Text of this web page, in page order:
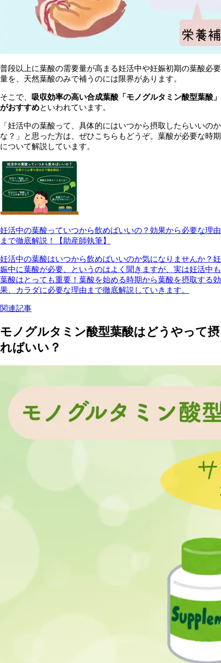
普段以上に葉酸の需要量が高まる妊活中や妊娠初期の葉酸必要
量を、天然葉酸のみで補うのには限界があります。
そこで、
吸収効率の高い合成葉酸「モノグルタミン酸型葉酸」
がおすすめといわれています。
「妊活中の葉酸って、具体的にはいつから摂取したらいいのか
な？」と思った方は、ぜひこちらもどうぞ。葉酸が必要な時期
について解説しています。
妊活中の葉酸っていつから飲めばいいの？効果から必要な理由
まで徹底解説！【助産師執筆】
妊活中の葉酸はいつから飲めばいいのか気になりませんか？妊
娠中に葉酸が必要、というのはよく聞きますが、実は妊活中も
葉酸はとっても重要！葉酸を始める時期から葉酸を摂取する効
果、カラダに必要な理由まで徹底解説していきます。
関連記事
モノグルタミン酸型葉酸はどうやって摂
ればいい？